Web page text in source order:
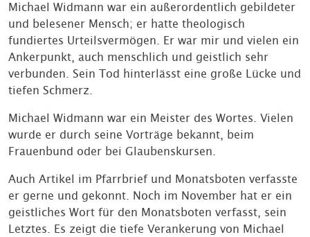
Michael Widmann war ein außerordentlich gebildeter
und belesener Mensch; er hatte theologisch
fundiertes Urteilsvermögen. Er war mir und vielen ein
Ankerpunkt, auch menschlich und geistlich sehr
verbunden. Sein Tod hinterlässt eine große Lücke und
tiefen Schmerz.
Michael Widmann war ein Meister des Wortes. Vielen
wurde er durch seine Vorträge bekannt, beim
Frauenbund oder bei Glaubenskursen.
Auch Artikel im Pfarrbrief und Monatsboten verfasste
er gerne und gekonnt. Noch im November hat er ein
geistliches Wort für den Monatsboten verfasst, sein
Letztes. Es zeigt die tiefe Verankerung von Michael